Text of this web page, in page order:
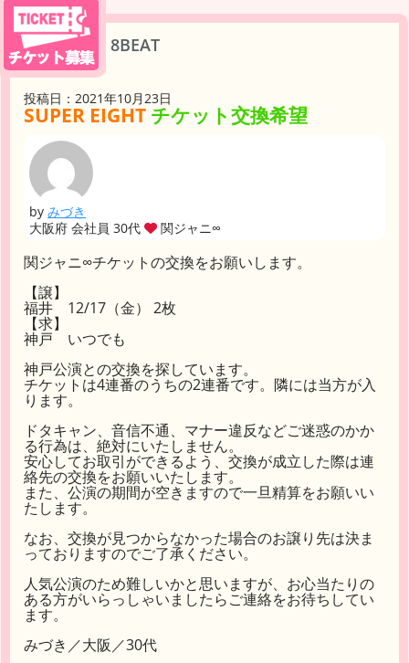
8BEAT
投稿日：2021年10月23日
SUPER EIGHT チケット交換希望
by みづき
大阪府 会社員 30代
関ジャニ∞
関ジャニ∞チケットの交換をお願いします。
【譲】
福井 12/17（金） 2枚
【求】
神戸 いつでも
神戸公演との交換を探しています。
チケットは4連番のうちの2連番です。隣には当方が入
ります。
ドタキャン、音信不通、マナー違反などご迷惑のかか
る行為は、絶対にいたしません。
安心してお取引ができるよう、交換が成立した際は連
絡先の交換をお願いいたします。
また、公演の期間が空きますので一旦精算をお願いい
たします。
なお、交換が見つからなかった場合のお譲り先は決ま
っておりますのでご了承ください。
人気公演のため難しいかと思いますが、お心当たりの
ある方がいらっしゃいましたらご連絡をお待ちしてい
ます。
みづき／大阪／30代